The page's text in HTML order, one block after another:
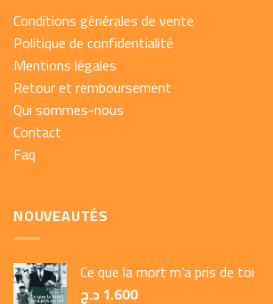
Conditions générales de vente
Politique de confidentialité
Mentions légales
Retour et remboursement
Qui sommes-nous
Contact
Faq
NOUVEAUTÉS
Ce que la mort m’a pris de toi
1.600د.ج